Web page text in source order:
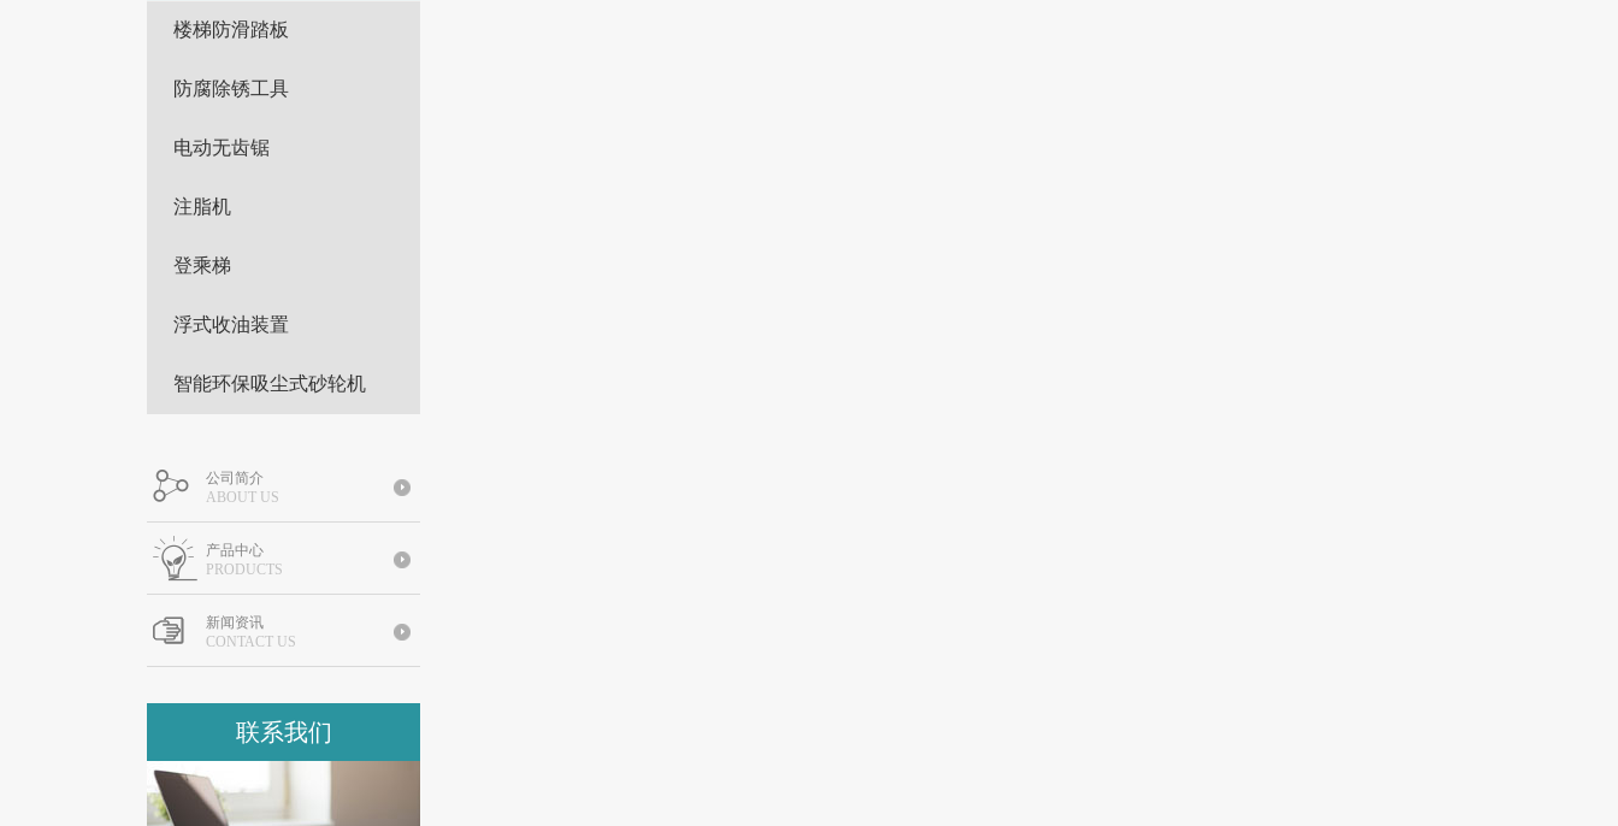
楼梯防滑踏板
防腐除锈工具
电动无齿锯
注脂机
登乘梯
浮式收油装置
智能环保吸尘式砂轮机
公司简介
ABOUT US
产品中心
PRODUCTS
新闻资讯
CONTACT US
联系我们